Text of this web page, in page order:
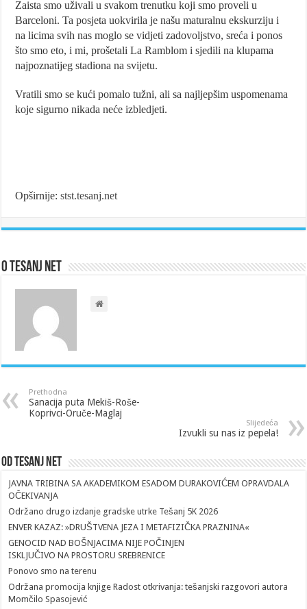
Zaista smo uživali u svakom trenutku koji smo proveli u
Barceloni. Ta posjeta uokvirila je našu maturalnu ekskurziju i
na licima svih nas moglo se vidjeti zadovoljstvo, sreća i ponos
što smo eto, i mi, prošetali La Ramblom i sjedili na klupama
najpoznatijeg stadiona na svijetu.
Vratili smo se kući pomalo tužni, ali sa najljepšim uspomenama
koje sigurno nikada neće izbledjeti.
Opširnije:stst.tesanj.net
O Tesanj Net
Prethodna
Sanacija puta Mekiš-Roše-
Koprivci-Oruče-Maglaj
Slijedeća
Izvukli su nas iz pepela!
Od Tesanj Net
JAVNA TRIBINA SA AKADEMIKOM ESADOM DURAKOVIĆEM OPRAVDALA
OČEKIVANJA
Održano drugo izdanje gradske utrke Tešanj 5K 2026
ENVER KAZAZ: »DRUŠTVENA JEZA I METAFIZIČKA PRAZNINA«
GENOCID NAD BOŠNJACIMA NIJE POČINJEN
ISKLJUČIVO NA PROSTORU SREBRENICE
Ponovo smo na terenu
Održana promocija knjige Radost otkrivanja: tešanjski razgovori autora
Momčilo Spasojević